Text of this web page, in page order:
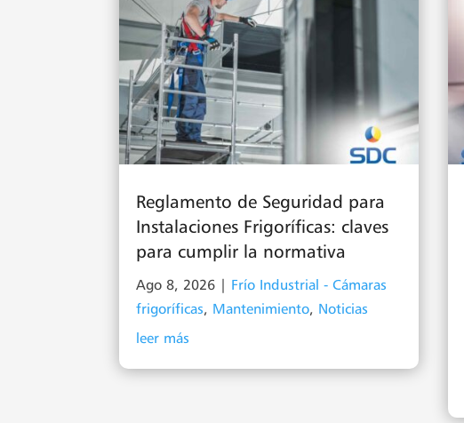
Reglamento de Seguridad para
Instalaciones Frigoríficas: claves
para cumplir la normativa
Ago 8, 2026
Frío Industrial - Cámaras
frigoríficas, Mantenimiento, Noticias
leer más